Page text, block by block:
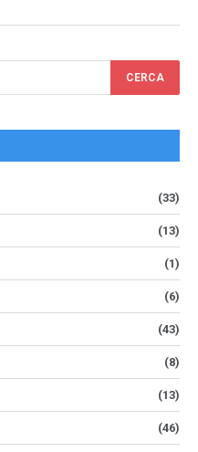
(33)
(13)
(1)
(6)
(43)
(8)
(13)
(46)